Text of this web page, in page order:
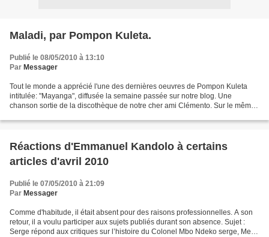
Maladi, par Pompon Kuleta.
Publié le 08/05/2010 à 13:10
Par Messager
Tout le monde a apprécié l'une des dernières oeuvres de Pompon Kuleta
intitulée: "Mayanga", diffusée la semaine passée sur notre blog. Une
chanson sortie de la discothèque de notre cher ami Clémento. Sur le même
Réactions d'Emmanuel Kandolo à certains
articles d'avril 2010
Publié le 07/05/2010 à 21:09
Par Messager
Comme d'habitude, il était absent pour des raisons professionnelles. A son
retour, il a voulu participer aux sujets publiés durant son absence. Sujet :
Serge répond aux critiques sur l’histoire du Colonel Mbo Ndeko serge, Merci